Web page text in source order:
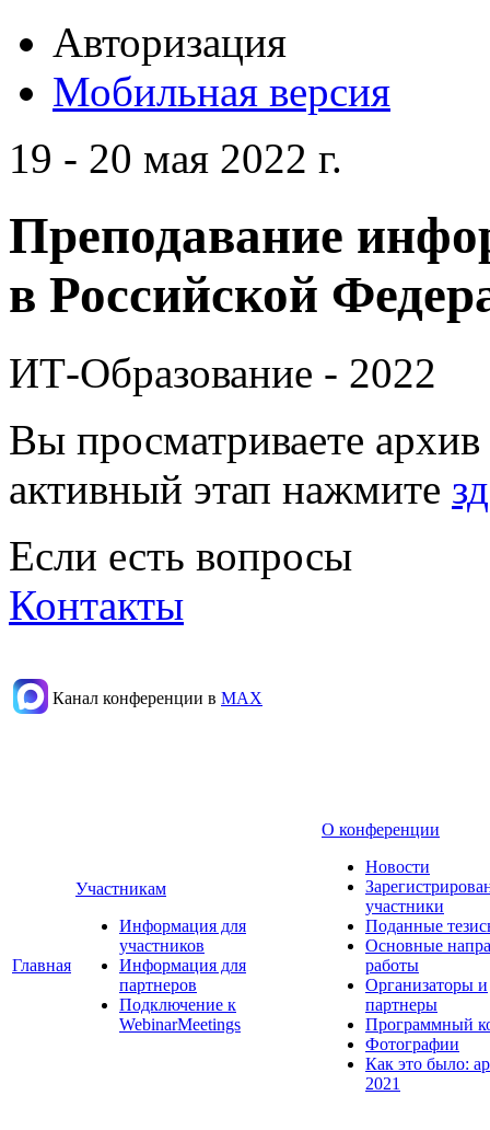
Авторизация
Мобильная версия
19 - 20 мая 2022 г.
Преподавание
в Российской
ИТ-Образование - 2022
Вы просматриваете
активный этап нажмите
Если есть вопросы
Контакты
Канал конференции в МАХ
Главная
Участникам
Информация для
участников
Информация для
партнеров
Подключение к
WebinarMeetings
О конференции
Новости
участники
Поданные
Основные
работы
Организаторы и
партнеры
Программный
Фотографии
Как это было:
2021